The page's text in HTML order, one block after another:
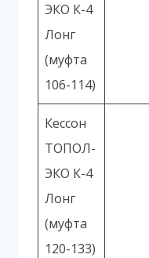
ЭКО К-4
Лонг
(муфта
106-114)
Кессон
ТОПОЛ-
ЭКО К-4
Лонг
(муфта
120-133)